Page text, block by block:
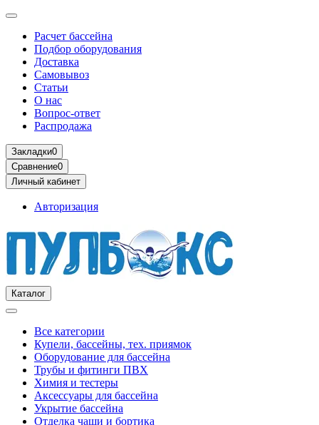
Расчет бассейна
Подбор оборудования
Доставка
Самовывоз
Статьи
О нас
Вопрос-ответ
Распродажа
Закладки0
Сравнение0
Личный кабинет
Авторизация
Каталог
Все категории
Купели, бассейны, тех. приямок
Оборудование для бассейна
Трубы и фитинги ПВХ
Химия и тестеры
Аксессуары для бассейна
Укрытие бассейна
Отделка чаши и бортика